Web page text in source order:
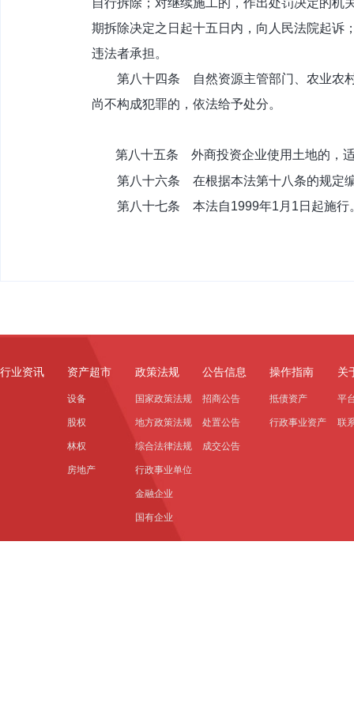
期拆除决定之日起十五日内，向人民法院起诉
违法者承担。
第八十四条 自然资源主管部门、农业农村
尚不构成犯罪的，依法给予处分。
第八十五条 外商投资企业使用土地的，
第八十六条 在根据本法第十八条的规定编
第八十七条 本法自1999年1月1日起施行
行业资讯 资产超市
设备
股权
林权
房地产
政策法规
国家政策法规
地方政策法规
综合法律法规
行政事业单位
金融企业
国有企业
公告信息
招商公告
处置公告
成交公告
操作指南
抵债资产
行政事业资产
关
平
联